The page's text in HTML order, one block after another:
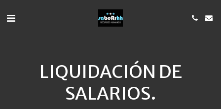
LIQUIDACIÓN DE
SALARIOS.